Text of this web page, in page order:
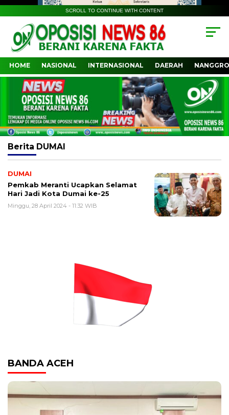
SCROLL TO CONTINUE WITH CONTENT
HOME NASIONAL INTERNASIONAL DAERAH
Berita DUMAI
DUMAI
Pemkab Meranti Ucapkan Selamat
Hari Jadi Kota Dumai ke-25
Minggu, 28 April 2024 - 11:32 WIB
BANDA ACEH